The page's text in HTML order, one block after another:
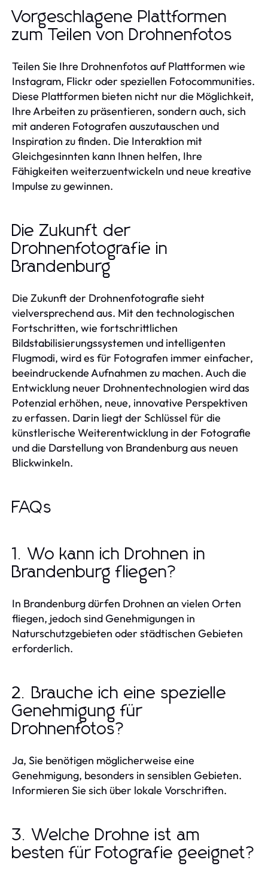
Vorgeschlagene Plattformen
zum Teilen von Drohnenfotos
Teilen Sie Ihre Drohnenfotos auf Plattformen wie
Instagram, Flickr oder speziellen Fotocommunities.
Diese Plattformen bieten nicht nur die Möglichkeit,
Ihre Arbeiten zu präsentieren, sondern auch, sich
mit anderen Fotografen auszutauschen und
Inspiration zu finden. Die Interaktion mit
Gleichgesinnten kann Ihnen helfen, Ihre
Fähigkeiten weiterzuentwickeln und neue kreative
Impulse zu gewinnen.
Die Zukunft der
Drohnenfotografie in
Brandenburg
Die Zukunft der Drohnenfotografie sieht
vielversprechend aus. Mit den technologischen
Fortschritten, wie fortschrittlichen
Bildstabilisierungssystemen und intelligenten
Flugmodi, wird es für Fotografen immer einfacher,
beeindruckende Aufnahmen zu machen. Auch die
Entwicklung neuer Drohnentechnologien wird das
Potenzial erhöhen, neue, innovative Perspektiven
zu erfassen. Darin liegt der Schlüssel für die
künstlerische Weiterentwicklung in der Fotografie
und die Darstellung von Brandenburg aus neuen
Blickwinkeln.
FAQs
1. Wo kann ich Drohnen in
Brandenburg fliegen?
In Brandenburg dürfen Drohnen an vielen Orten
fliegen, jedoch sind Genehmigungen in
Naturschutzgebieten oder städtischen Gebieten
erforderlich.
2. Brauche ich eine spezielle
Genehmigung für
Drohnenfotos?
Ja, Sie benötigen möglicherweise eine
Genehmigung, besonders in sensiblen Gebieten.
Informieren Sie sich über lokale Vorschriften.
3. Welche Drohne ist am
besten für Fotografie geeignet?